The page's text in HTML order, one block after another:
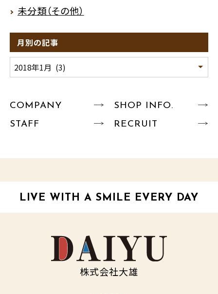
未分類（その他）
月別の記事
COMPANY
SHOP INFO.
STAFF
RECRUIT
LIVE WITH A SMILE EVERY DAY
株式会社大雄